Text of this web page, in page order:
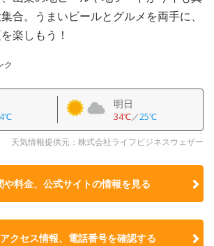
合。うまいビールとグルメを両手に、
楽しもう！
ク
明日
34℃／25℃
天気情報提供元：株式会社ライフビジネスウェザー
や料金、公式サイトの情報を見る
クセス情報、電話番号を確認する